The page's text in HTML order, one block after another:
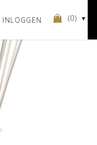
INLOGGEN (0)